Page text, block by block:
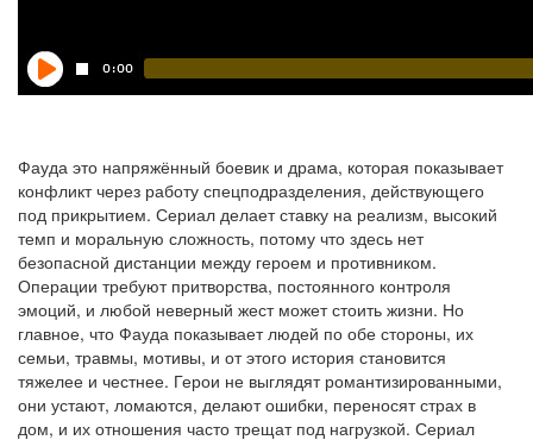
Фауда это напряжённый боевик и драма, которая показывает
конфликт через работу спецподразделения, действующего
под прикрытием. Сериал делает ставку на реализм, высокий
темп и моральную сложность, потому что здесь нет
безопасной дистанции между героем и противником.
Операции требуют притворства, постоянного контроля
эмоций, и любой неверный жест может стоить жизни. Но
главное, что Фауда показывает людей по обе стороны, их
семьи, травмы, мотивы, и от этого история становится
тяжелее и честнее. Герои не выглядят романтизированными,
они устают, ломаются, делают ошибки, переносят страх в
дом, и их отношения часто трещат под нагрузкой. Сериал